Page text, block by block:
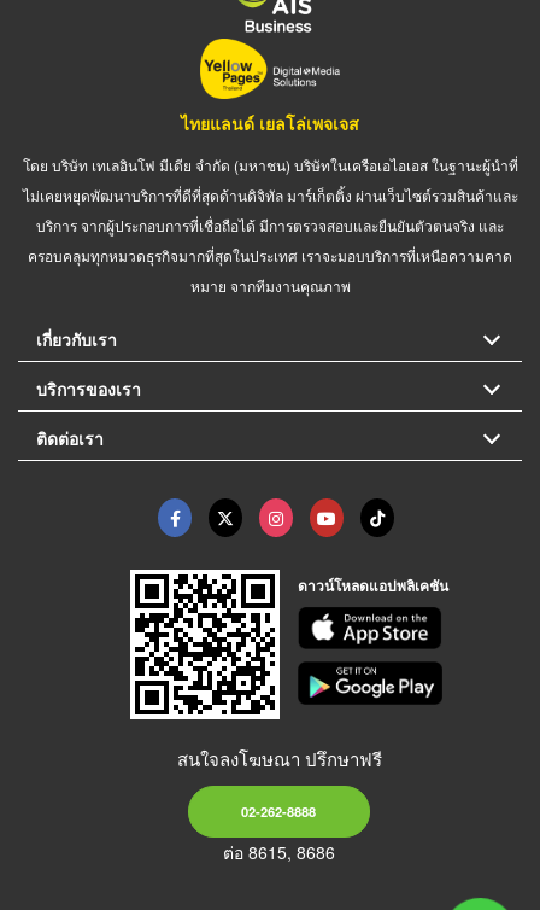
ไทยแลนด์ เยลโล่เพจเจส
โดย บริษัท เทเลอินโฟ มีเดีย จำกัด (มหาชน) บริษัทในเครือเอไอเอส ในฐานะผู้นำที่
ไม่เคยหยุดพัฒนาบริการที่ดีที่สุดด้านดิจิทัล มาร์เก็ตติ้ง ผ่านเว็บไซต์รวมสินค้าและ
บริการ จากผู้ประกอบการที่เชื่อถือได้ มีการตรวจสอบและยืนยันตัวตนจริง และ
ครอบคลุมทุกหมวดธุรกิจมากที่สุดในประเทศ เราจะมอบบริการที่เหนือความคาด
หมาย จากทีมงานคุณภาพ
เกี่ยวกับเรา
บริการของเรา
ติดต่อเรา
ดาวน์โหลดแอปพลิเคชัน
สนใจลงโฆษณา ปรึกษาฟรี
02-262-8888
ต่อ 8615, 8686